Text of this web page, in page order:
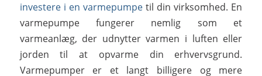
investere i en varmepumpetil din virksomhed. En
varmepumpe fungerer nemlig som et
varmeanlæg, der udnytter varmen i luften eller
jorden til at opvarme din erhvervsgrund.
Varmepumper er et langt billigere og mere